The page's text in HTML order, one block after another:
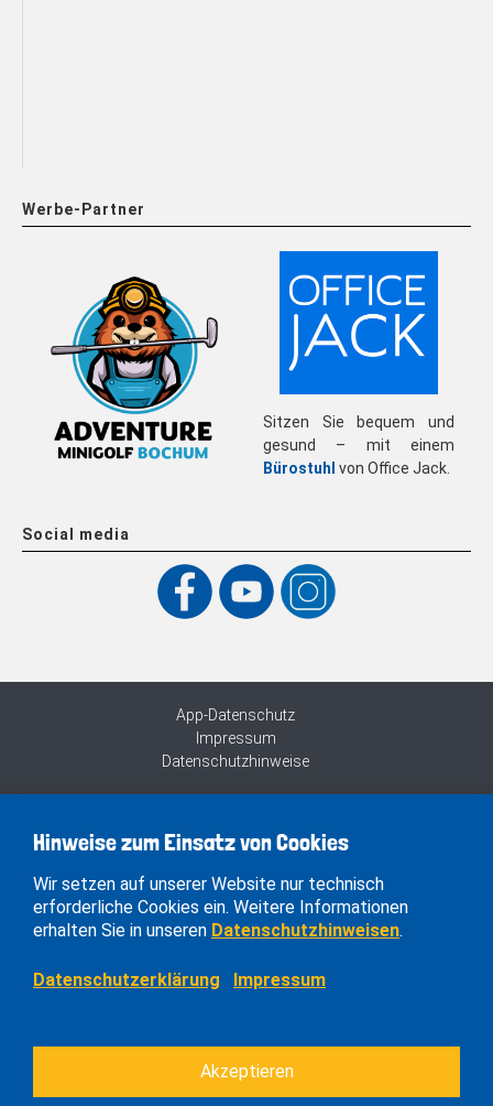
Werbe-Partner
Sitzen Sie bequem und
gesund – mit einem
Bürostuhl von Office Jack.
Social media
App-Datenschutz
Impressum
Datenschutzhinweise
Hinweise zum Einsatz von Cookies
Wir setzen auf unserer Website nur technisch
erforderliche Cookies ein. Weitere Informationen
erhalten Sie in unseren Datenschutzhinweisen.
Datenschutzerklärung Impressum
Akzeptieren